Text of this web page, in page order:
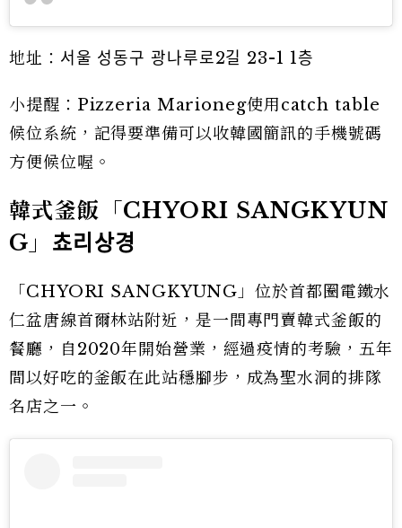
地址：서울 성동구 광나루로2길 23-1 1층
小提醒：Pizzeria Marioneg使用catch table
候位系統，記得要準備可以收韓國簡訊的手機號碼
方便候位喔。
韓式釜飯「CHYORI SANGKYUN
G」 쵸리상경
「CHYORI SANGKYUNG」位於首都圈電鐵水
仁盆唐線首爾林站附近，是一間專門賣韓式釜飯的
餐廳，自2020年開始營業，經過疫情的考驗，五年
間以好吃的釜飯在此站穩腳步，成為聖水洞的排隊
名店之一。